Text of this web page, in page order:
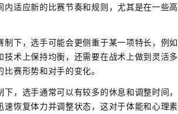
适应新的比赛节奏和规则，尤其是在一些高
下，选手可能会更侧重于某一项特长，例如
术上保持均衡，还需要在战术上做到灵活多
赛形势和对手的变化。
，选手通常可以有较多的休息和调整时间，
恢复体力并调整状态，这对于体能和心理素